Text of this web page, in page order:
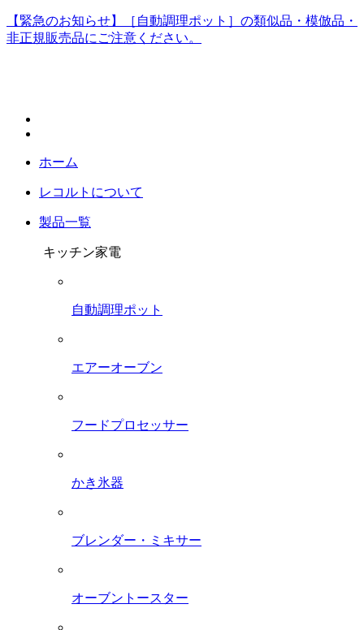
【緊急のお知らせ】［自動調理ポット］の類似品・模倣品・
非正規販売品にご注意ください。
ホーム
レコルトについて
製品一覧
キッチン家電
自動調理ポット
エアーオーブン
フードプロセッサー
かき氷器
ブレンダー・ミキサー
オーブントースター